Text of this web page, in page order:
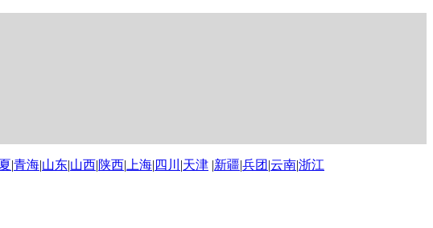
|青海|山东|山西|陕西| 上海| 四川 |天津 |新疆|兵团 |云南|浙江